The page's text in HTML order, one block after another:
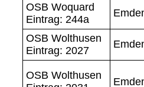
OSB Woquard
Eintrag: 244a
OSB Wolthusen
Eintrag: 2027
OSB Wolthusen